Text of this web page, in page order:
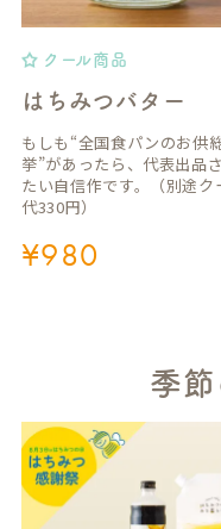
はちみつバター
クール商品
¥980
もしも“全国食パンのお供
挙”があったら、代表出品
たい自信作です。（別途ク
代330円）
季